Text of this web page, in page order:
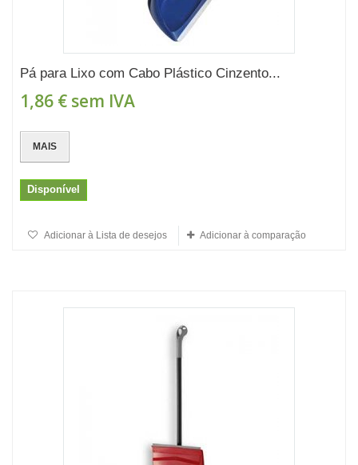
Pá para Lixo com Cabo Plástico Cinzento...
1,86 € sem IVA
MAIS
Disponível
Adicionar à Lista de desejos Adicionar à comparação